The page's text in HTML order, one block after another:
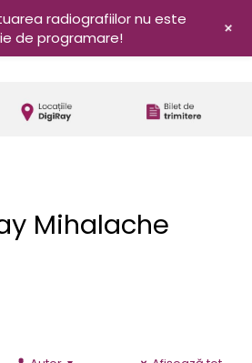
Mihalache
radiografiilor nu este
de programare!
+